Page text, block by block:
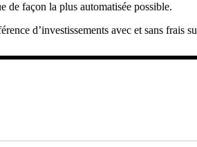
de façon la plus automatisée possible.
d’investissements avec et sans frais